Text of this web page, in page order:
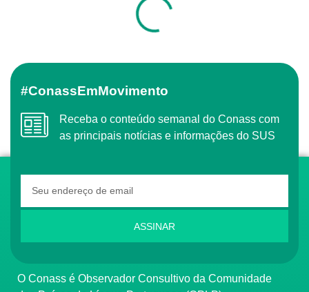
#ConassEmMovimento
Receba o conteúdo semanal do Conass com
as principais notícias e informações do SUS
ASSINAR
O Conass é Observador Consultivo da Comunidade